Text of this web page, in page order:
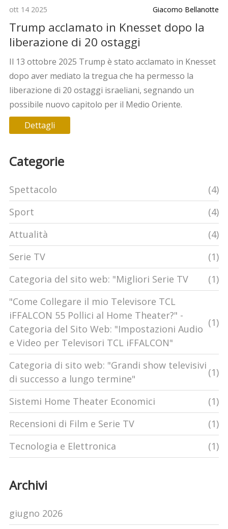
ott 14 2025 Giacomo Bellanotte
Trump acclamato in Knesset dopo la
liberazione di 20 ostaggi
Il 13 ottobre 2025 Trump è stato acclamato in Knesset
dopo aver mediato la tregua che ha permesso la
liberazione di 20 ostaggi israeliani, segnando un
possibile nuovo capitolo per il Medio Oriente.
Dettagli
Categorie
Spettacolo
(4)
Sport
(4)
Attualità
(4)
Serie TV
(1)
Categoria del sito web: "Migliori Serie TV
(1)
"Come Collegare il mio Televisore TCL
iFFALCON 55 Pollici al Home Theater?" -
Categoria del Sito Web: "Impostazioni Audio
e Video per Televisori TCL iFFALCON"
(1)
Categoria di sito web: "Grandi show televisivi
di successo a lungo termine"
(1)
Sistemi Home Theater Economici
(1)
Recensioni di Film e Serie TV
(1)
Tecnologia e Elettronica
(1)
Archivi
giugno 2026